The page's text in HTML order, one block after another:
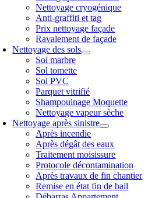
Nettoyage cryogénique
Anti-graffiti et tag
Prix nettoyage façade
Ravalement de façade
Nettoyage des sols
Sol marbre
Sol tomette
Sol PVC
Parquet vitrifié
Shampouinage Moquette
Nettoyage vapeur sèche
Nettoyage après sinistre
Après incendie
Après dégât des eaux
Traitement moisissure
Protocole décontamination
Après travaux de fin chantier
Remise en état fin de bail